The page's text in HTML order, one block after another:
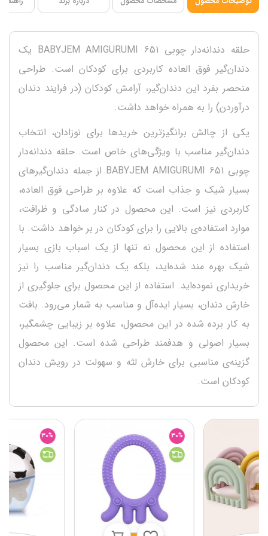
حلقه دندانه‌دار چوبی BABYJEM AMIGURUMI 651 یک
دندان‌گیر فوق العاده کاربردی برای کودکان است. طراحی
منحصر بفرد این دندان‌گیر، آرامش کودکان (در فرایند دندان
درآوردن) را به همراه خواهد داشت.
یکی از چالش برانگیزترین خریدها برای نوزادان، انتخاب
دندان‌گیر مناسب با ویژگی‌های خاص است. حلقه دندانه‌دار
چوبی BABYJEM AMIGURUMI 651 از جمله دندان‌گیر‌های
بسیار شیک و جذاب است که علاوه بر طراحی فوق العاده،
کاربردی نیز است. این محصول در کنار سادگی و ظرافت،
موارد استفاده‌ی بالایی را برای کودکان در بر خواهد داشت. با
استفاده از این محصول نه تنها از یک اسباب بازی بسیار
شیک بهره مند شده‌اید، بلکه یک دندان‌گیر مناسب را نیز
خریداری نموده‌اید. استفاده از این محصول برای جلوگیری از
خارش دندان، بسیار ایده‌آل و مناسب به شمار می‌رود. بافت
به کار برده شده در این محصول، علاوه بر زیبایی چشمگیر،
بسیار اصولی و هدفمند طراحی شده است. این محصول
گزینه‌ی مناسبی برای خارش لثه و سهولت در رویش دندان
کودکان است.
30%
30%